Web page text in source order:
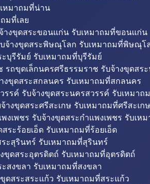
หมาถมที่น่าน
มที่เลย
งขุดสระขอนแก่น รับเหมาถมที่ขอนแก่น
จ้างขุดสระพิษณุโลก รับเหมาถมที่พิษณุโ
บุรีรัมย์ รับเหมาถมที่บุรีรัมย์
ถขุดเล็กนครศรีธรรมราช รับจ้างขุดส
งขุดสระสกลนคร รับเหมาถมที่สกลนคร
รค์ รับจ้างขุดสระนครสวรรค์ รับเหมาถ
างขุดสระศรีสะเกษ รับเหมาถมที่ศรีสะเกษ
เพชร รับจ้างขุดสระกำแพงเพชร รับเห
ระร้อยเอ็ด รับเหมาถมที่ร้อยเอ็ด
ะสุรินทร์ รับเหมาถมที่สุรินทร์
ขุดสระอุตรดิตถ์ รับเหมาถมที่อุตรดิตถ์
สงขลา รับเหมาถมที่สงขลา
ดสระสระแก้ว รับเหมาถมที่สระแก้ว